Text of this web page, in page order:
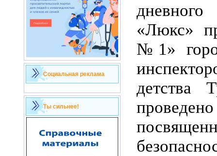
Социальная реклама
Ты сильнее!
«Люкс»
№1»
детства